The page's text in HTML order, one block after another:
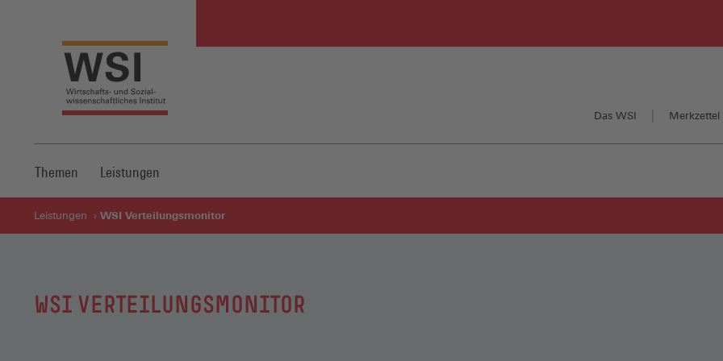
Das WSI Merkzettel
Themen Leistungen
Leistungen WSI Verteilungsmonitor
WSI VERTEILUNGSMONITOR